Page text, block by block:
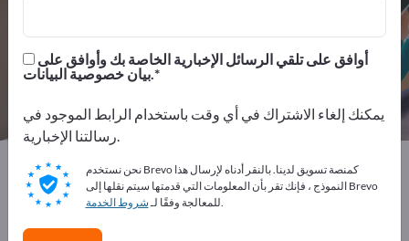
موزعون
Exportpages مستلزمات المكاتب
الماكينات المكتبية
شاشات عرض
بيان خصوصية البيانات.
يمكنك إلغاء الاشتراك في أي وقت باستخدام الرابط الموجود في
رسالتنا الإخبارية.
نحن نستخدم Brevo كمنصة تسويق لدينا. بالنقر أدناه لإرسال هذا
النموذج ، فإنك تقر بأن المعلومات التي قدمتها سيتم نقلها إلى Brevo
للمعالجة وفقًا لـشروط الخدمة .